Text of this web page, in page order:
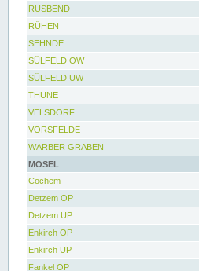
RUSBEND
RÜHEN
SEHNDE
SÜLFELD OW
SÜLFELD UW
THUNE
VELSDORF
VORSFELDE
WARBER GRABEN
MOSEL
Cochem
Detzem OP
Detzem UP
Enkirch OP
Enkirch UP
Fankel OP